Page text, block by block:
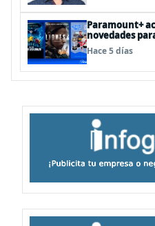
Paramount+
novedades
Hace 5 días